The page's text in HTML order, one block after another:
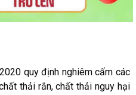
quy định nghiêm cấm các
thải rắn, chất thải nguy hại